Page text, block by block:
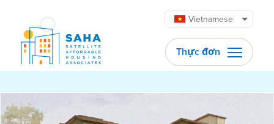
Vietnamese
Thực đơn